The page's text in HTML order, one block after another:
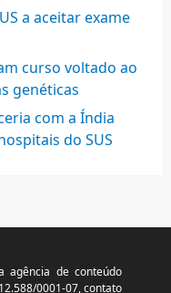
a aceitar exame
curso voltado ao
genéticas
com a Índia
do SUS
agência de conteúdo
0001-07, contato